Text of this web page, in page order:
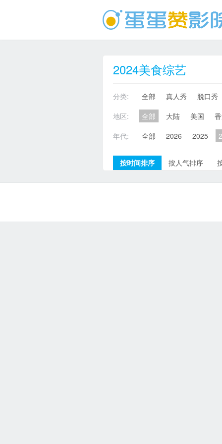
2024美食综艺
分类: 全部 真人秀
脱口秀
地区:
全部 大陆 美国
年代:
全部 2026 2025
按时间排序 按人气排序